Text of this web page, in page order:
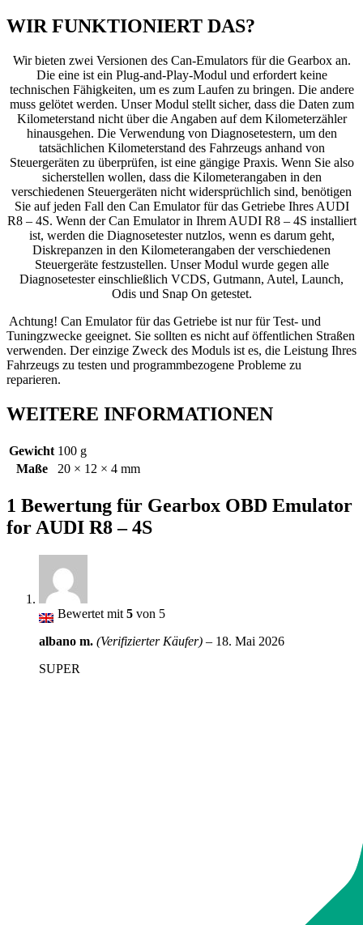
WIR FUNKTIONIERT DAS?
Wir bieten zwei Versionen des Can-Emulators für die Gearbox an.
Die eine ist ein Plug-and-Play-Modul und erfordert keine
technischen Fähigkeiten, um es zum Laufen zu bringen. Die andere
muss gelötet werden. Unser Modul stellt sicher, dass die Daten zum
Kilometerstand nicht über die Angaben auf dem Kilometerzähler
hinausgehen. Die Verwendung von Diagnosetestern, um den
tatsächlichen Kilometerstand des Fahrzeugs anhand von
Steuergeräten zu überprüfen, ist eine gängige Praxis. Wenn Sie also
sicherstellen wollen, dass die Kilometerangaben in den
verschiedenen Steuergeräten nicht widersprüchlich sind, benötigen
Sie auf jeden Fall den Can Emulator für das Getriebe Ihres AUDI
R8 – 4S. Wenn der Can Emulator in Ihrem AUDI R8 – 4S installiert
ist, werden die Diagnosetester nutzlos, wenn es darum geht,
Diskrepanzen in den Kilometerangaben der verschiedenen
Steuergeräte festzustellen. Unser Modul wurde gegen alle
Diagnosetester einschließlich VCDS, Gutmann, Autel, Launch,
Odis und Snap On getestet.
️ Achtung! Can Emulator für das Getriebe ist nur für Test- und
Tuningzwecke geeignet. Sie sollten es nicht auf öffentlichen Straßen
verwenden. Der einzige Zweck des Moduls ist es, die Leistung Ihres
Fahrzeugs zu testen und programmbezogene Probleme zu
reparieren.
WEITERE INFORMATIONEN
Gewicht 100 g
Maße
20 × 12 × 4 mm
1 Bewertung für Gearbox OBD Emulator
for AUDI R8 – 4S
Bewertet mit 5 von 5
albano m. (Verifizierter Käufer) – 18. Mai 2026
SUPER